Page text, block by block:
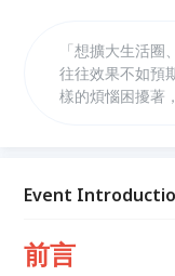
「想擴大生活
往往效果不如預
樣的煩惱困擾著
Event
前言